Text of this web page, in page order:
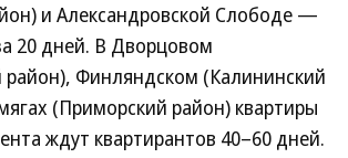
и Александровской Слободе —
20 дней. В Дворцовом
Финляндском (Калининский
(Приморский район) квартиры
ждут квартирантов 40–60 дней.